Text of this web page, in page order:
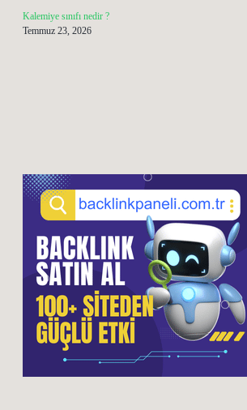
Kalemiye sınıfı nedir ?
Temmuz 23, 2026